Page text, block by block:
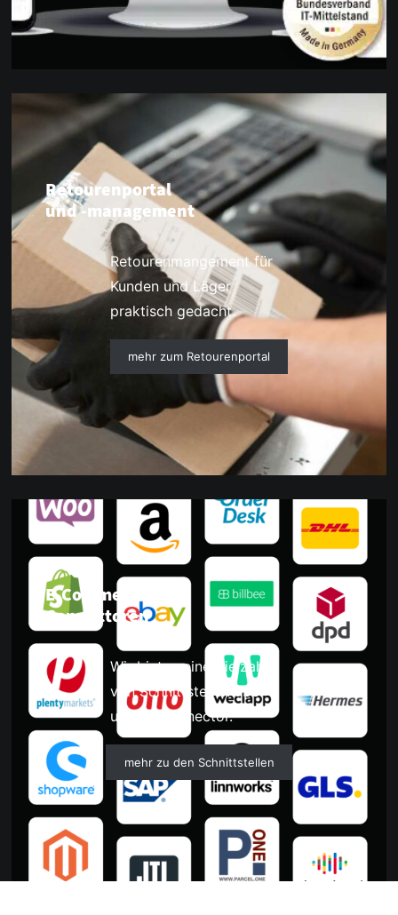
Retourenportal
und -management
Retourenmangement für
Kunden und Läger
praktisch gedacht.
mehr zum Retourenportal
E-Commerce
Connectoren
Wir bieten eine Vielzahl
von Schnittstellen über
unseren Conector.
mehr zu den Schnittstellen